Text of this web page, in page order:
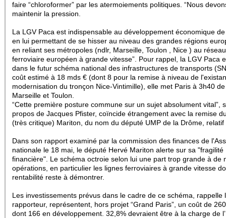
faire “chloroformer” par les atermoiements politiques. “Nous
maintenir la pression.
La LGV Paca est indispensable au développement économique
en lui permettant de se hisser au niveau des grandes régions
en reliant ses métropoles (ndlr, Marseille, Toulon , Nice ) au réseau
ferroviaire européen à grande vitesse”. Pour rappel, la LGV Paca
dans le futur schéma national des infrastructures de transports
coût estimé à 18 mds € (dont 8 pour la remise à niveau de
modernisation du tronçon Nice-Vintimille), elle met Paris à 3h40
Marseille et Toulon.
“Cette première posture commune sur un sujet absolument vital”,
propos de Jacques Pfister, coïncide étrangement avec la remise
(très critique) Mariton, du nom du député UMP de la Drôme, relatif
Dans son rapport examiné par la commission des finances de
nationale le 18 mai, le député Hervé Mariton alerte sur sa "fragilité
financière". Le schéma octroie selon lui une part trop grande à de
opérations, en particulier les lignes ferroviaires à grande vitesse
rentabilité reste à démontrer.
Les investissements prévus dans le cadre de ce schéma, rappelle
rapporteur, représentent, hors projet “Grand Paris”, un coût de
dont 166 en développement. 32,8% devraient être à la charge de